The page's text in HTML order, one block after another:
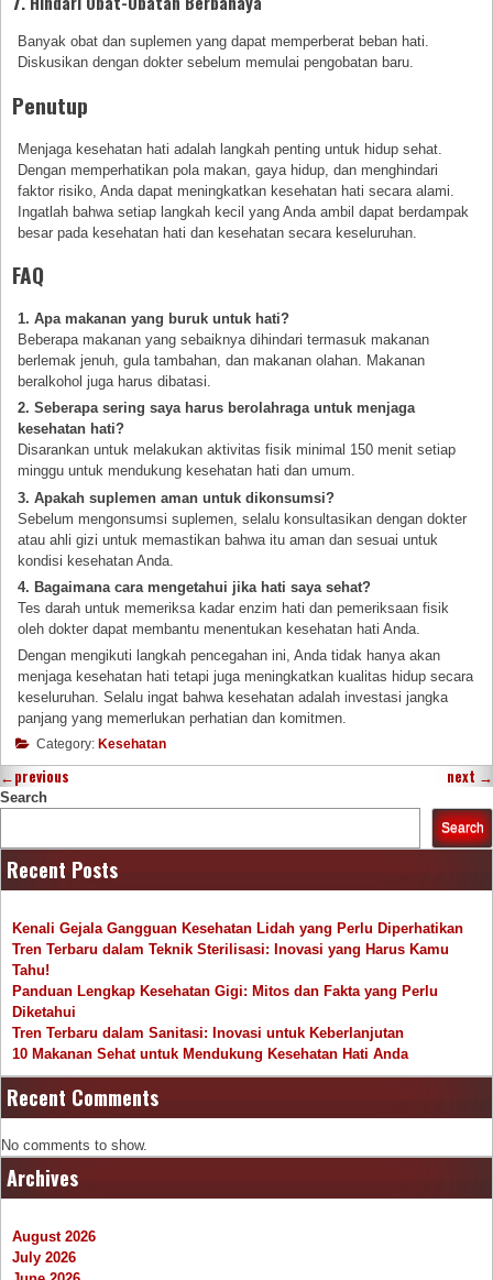
Banyak obat dan suplemen yang dapat memperberat beban hati.
Diskusikan dengan dokter sebelum memulai pengobatan baru.
Penutup
Menjaga kesehatan hati adalah langkah penting untuk hidup sehat.
Dengan memperhatikan pola makan, gaya hidup, dan menghindari
faktor risiko, Anda dapat meningkatkan kesehatan hati secara alami.
Ingatlah bahwa setiap langkah kecil yang Anda ambil dapat berdampak
besar pada kesehatan hati dan kesehatan secara keseluruhan.
FAQ
1. Apa makanan yang buruk untuk hati?
Beberapa makanan yang sebaiknya dihindari termasuk makanan
berlemak jenuh, gula tambahan, dan makanan olahan. Makanan
beralkohol juga harus dibatasi.
2. Seberapa sering saya harus berolahraga untuk menjaga
kesehatan hati?
Disarankan untuk melakukan aktivitas fisik minimal 150 menit setiap
minggu untuk mendukung kesehatan hati dan umum.
3. Apakah suplemen aman untuk dikonsumsi?
Sebelum mengonsumsi suplemen, selalu konsultasikan dengan dokter
atau ahli gizi untuk memastikan bahwa itu aman dan sesuai untuk
kondisi kesehatan Anda.
4. Bagaimana cara mengetahui jika hati saya sehat?
Tes darah untuk memeriksa kadar enzim hati dan pemeriksaan fisik
oleh dokter dapat membantu menentukan kesehatan hati Anda.
Dengan mengikuti langkah pencegahan ini, Anda tidak hanya akan
menjaga kesehatan hati tetapi juga meningkatkan kualitas hidup secara
keseluruhan. Selalu ingat bahwa kesehatan adalah investasi jangka
panjang yang memerlukan perhatian dan komitmen.
Category: Kesehatan
←previous next →
Search
Search
Recent Posts
Kenali Gejala Gangguan Kesehatan Lidah yang Perlu Diperhatikan
Tren Terbaru dalam Teknik Sterilisasi: Inovasi yang Harus Kamu
Tahu!
Panduan Lengkap Kesehatan Gigi: Mitos dan Fakta yang Perlu
Diketahui
Tren Terbaru dalam Sanitasi: Inovasi untuk Keberlanjutan
10 Makanan Sehat untuk Mendukung Kesehatan Hati Anda
Recent Comments
No comments to show.
Archives
August 2026
July 2026